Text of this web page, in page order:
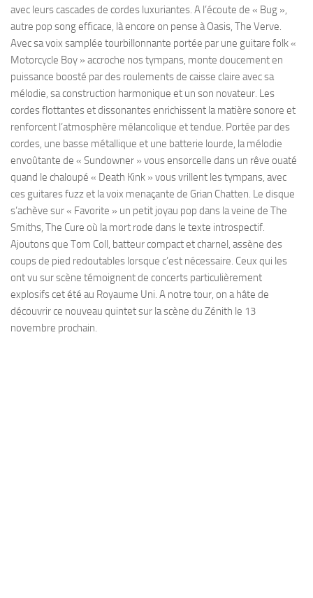
avec leurs cascades de cordes luxuriantes. A l’écoute de « Bug »,
autre pop song efficace, là encore on pense à Oasis, The Verve.
Avec sa voix samplée tourbillonnante portée par une guitare folk «
Motorcycle Boy » accroche nos tympans, monte doucement en
puissance boosté par des roulements de caisse claire avec sa
mélodie, sa construction harmonique et un son novateur. Les
cordes flottantes et dissonantes enrichissent la matière sonore et
renforcent l’atmosphère mélancolique et tendue. Portée par des
cordes, une basse métallique et une batterie lourde, la mélodie
envoûtante de « Sundowner » vous ensorcelle dans un rêve ouaté
quand le chaloupé « Death Kink » vous vrillent les tympans, avec
ces guitares fuzz et la voix menaçante de Grian Chatten. Le disque
s’achève sur « Favorite » un petit joyau pop dans la veine de The
Smiths, The Cure où la mort rode dans le texte introspectif.
Ajoutons que Tom Coll, batteur compact et charnel, assène des
coups de pied redoutables lorsque c’est nécessaire. Ceux qui les
ont vu sur scène témoignent de concerts particulièrement
explosifs cet été au Royaume Uni. A notre tour, on a hâte de
découvrir ce nouveau quintet sur la scène du Zénith le 13
novembre prochain.